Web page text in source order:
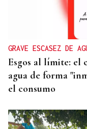
Un herido en la
entrada a las
GRAVE ESCASEZ DE
Esgos al límite: el
agua de forma
el consumo